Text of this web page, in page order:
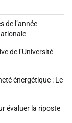
de l’année
de l’Université
énergétique : Le
évaluer la riposte